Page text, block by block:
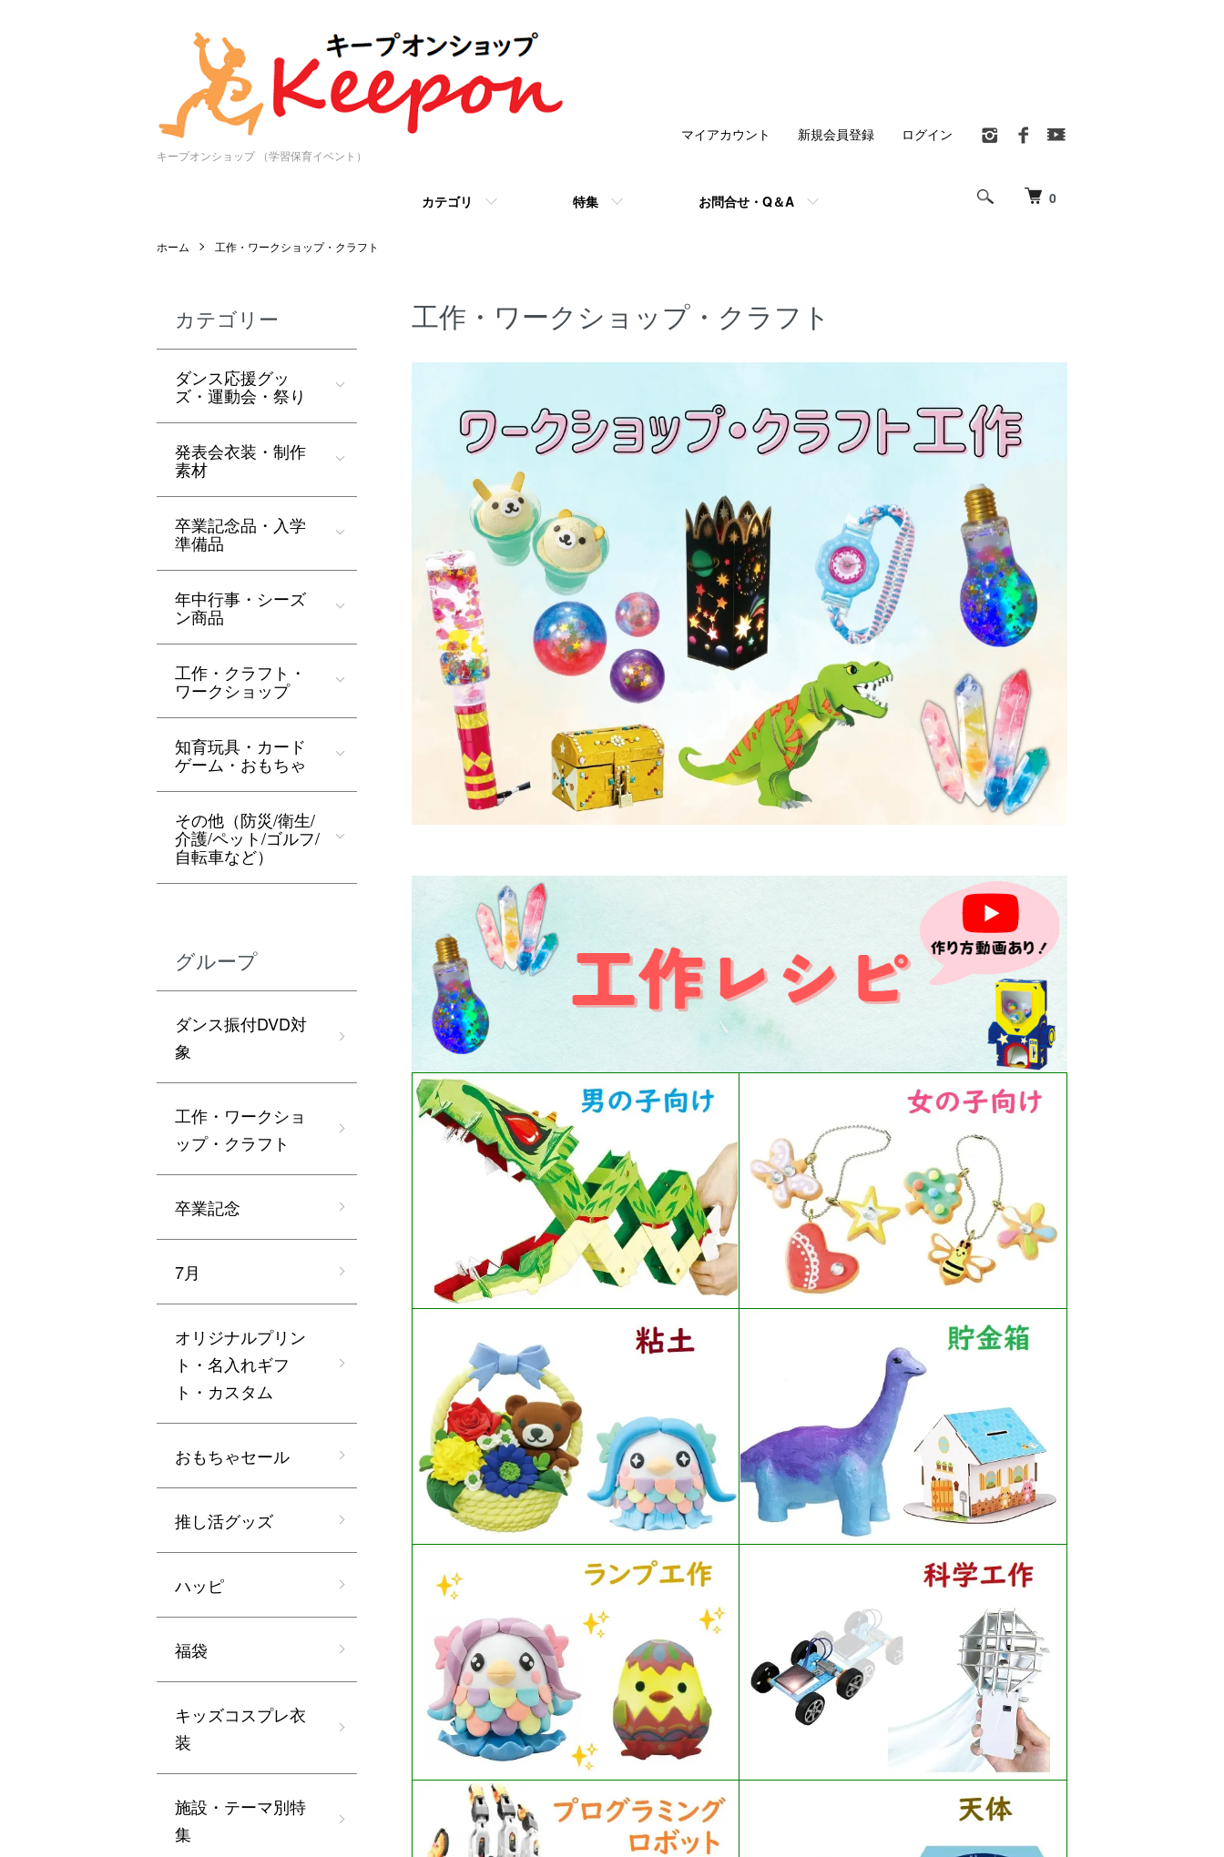
キープオンショップ （学習保育イベント）
0
カテゴリ 特集 お問合せ・Q＆A
マイアカウント 新規会員登録 ログイン
ホーム 工作・ワークショップ・クラフト
工作・ワークショップ・クラフト
カテゴリー
ダンス応援グッ
ズ・運動会・祭り
発表会衣装・制作
素材
卒業記念品・入学
準備品
年中行事・シーズ
ン商品
工作・クラフト・
ワークショップ
知育玩具・カード
ゲーム・おもちゃ
その他（防災/衛生/
介護/ペット/ゴルフ/
自転車など）
グループ
ダンス振付DVD対
象
工作・ワークショ
ップ・クラフト
卒業記念
7月
オリジナルプリン
ト・名入れギフ
ト・カスタム
おもちゃセール
推し活グッズ
ハッピ
福袋
キッズコスプレ衣
装
施設・テーマ別特
集